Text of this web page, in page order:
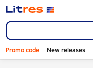
Promo code New releases